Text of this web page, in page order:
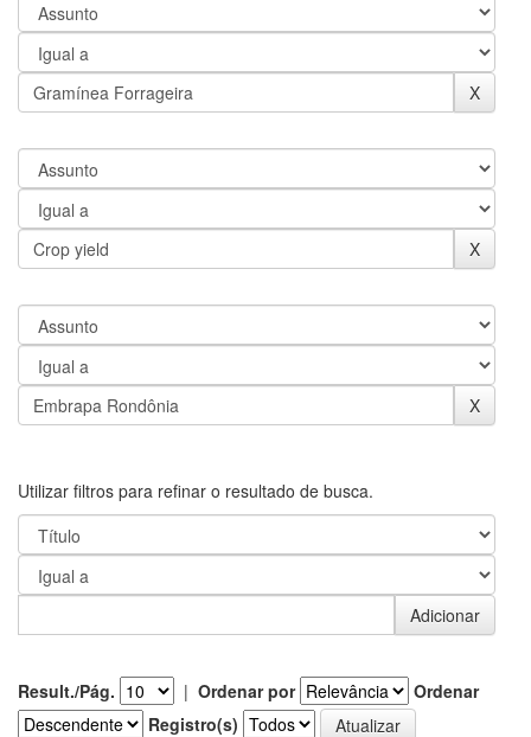
Utilizar filtros para refinar o resultado de busca.
Result./Pág. | Ordenar por
Ordenar
Registro(s)